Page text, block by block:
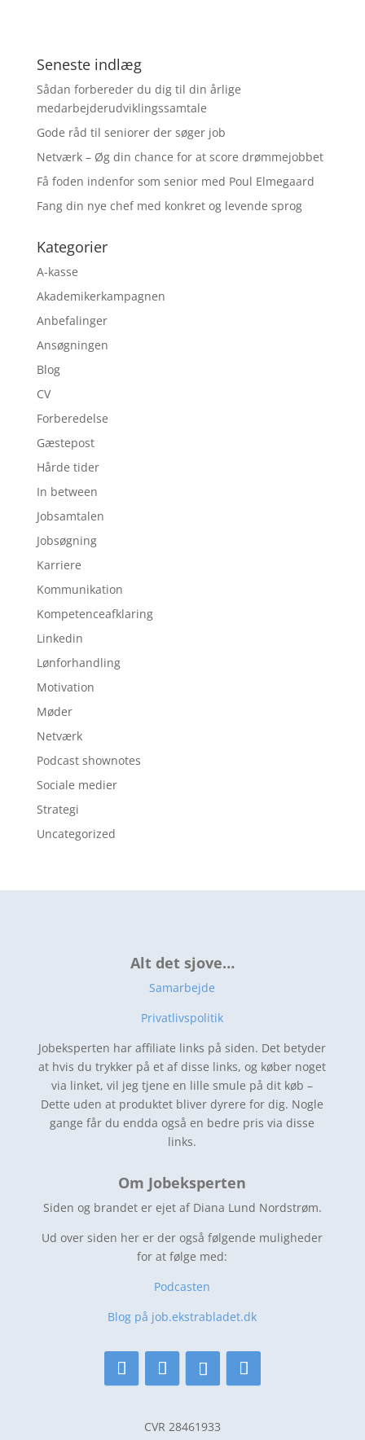
Seneste indlæg
Sådan forbereder du dig til din årlige
medarbejderudviklingssamtale
Gode råd til seniorer der søger job
Netværk – Øg din chance for at score drømmejobbet
Få foden indenfor som senior med Poul Elmegaard
Fang din nye chef med konkret og levende sprog
Kategorier
A-kasse
Akademikerkampagnen
Anbefalinger
Ansøgningen
Blog
CV
Forberedelse
Gæstepost
Hårde tider
In between
Jobsamtalen
Jobsøgning
Karriere
Kommunikation
Kompetenceafklaring
Linkedin
Lønforhandling
Motivation
Møder
Netværk
Podcast shownotes
Sociale medier
Strategi
Uncategorized
Alt det sjove…
Samarbejde
Privatlivspolitik
Jobeksperten har affiliate links på siden. Det betyder
at hvis du trykker på et af disse links, og køber noget
via linket, vil jeg tjene en lille smule på dit køb –
Dette uden at produktet bliver dyrere for dig. Nogle
gange får du endda også en bedre pris via disse
links.
Om Jobeksperten
Siden og brandet er ejet af Diana Lund Nordstrøm.
Ud over siden her er der også følgende muligheder
for at følge med:
Podcasten
Blog på job.ekstrabladet.dk
CVR 28461933